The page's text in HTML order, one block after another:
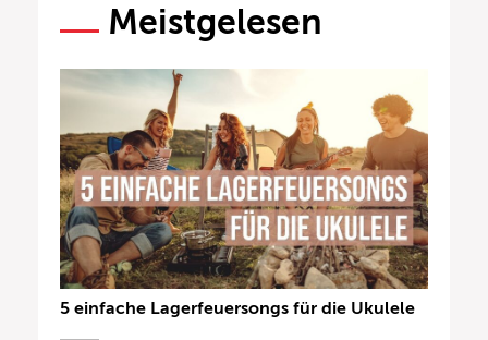
Meistgelesen
5 einfache Lagerfeuersongs für die Ukulele